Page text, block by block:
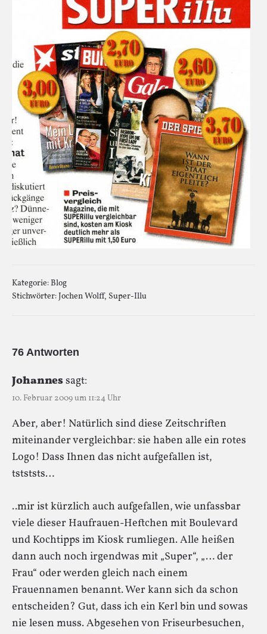
Kategorie:Blog
Stichwörter:Jochen Wolff, Super-Illu
76 Antworten
Johannessagt:
10. Februar 2009 um 11:24 Uhr
Aber, aber! Natürlich sind diese Zeitschriften
miteinander vergleichbar: sie haben alle ein rotes
Logo! Dass Ihnen das nicht aufgefallen ist,
tstststs…
..mir ist kürzlich auch aufgefallen, wie unfassbar
viele dieser Haufrauen-Heftchen mit Boulevard
und Kochtipps im Kiosk rumliegen. Alle heißen
dann auch noch irgendwas mit „Super“, „… der
Frau“ oder werden gleich nach einem
Frauennamen benannt. Wer kann sich da schon
entscheiden? Gut, dass ich ein Kerl bin und sowas
nie lesen muss. Abgesehen von Friseurbesuchen,